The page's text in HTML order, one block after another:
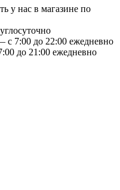
у нас в магазине по
с 7:00 до 22:00 ежедневно
до 21:00 ежедневно